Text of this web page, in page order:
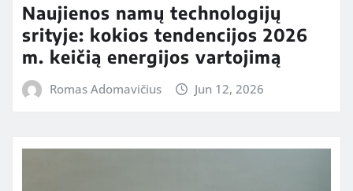
Naujienos namų technologijų
srityje: kokios tendencijos 2026
m. keičią energijos vartojimą
Romas Adomavičius Jun 12, 2026